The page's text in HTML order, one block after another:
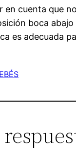
en cuenta que
boca
es adecuada